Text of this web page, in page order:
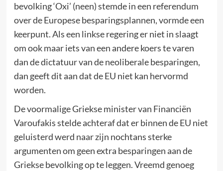
bevolking ‘Oxi’ (neen) stemde in een referendum
over de Europese besparingsplannen, vormde een
keerpunt. Als een linkse regering er niet in slaagt
om ook maar iets van een andere koers te varen
dan de dictatuur van de neoliberale besparingen,
dan geeft dit aan dat de EU niet kan hervormd
worden.
De voormalige Griekse minister van Financiën
Varoufakis stelde achteraf dat er binnen de EU niet
geluisterd werd naar zijn nochtans sterke
argumenten om geen extra besparingen aan de
Griekse bevolking op te leggen. Vreemd genoeg